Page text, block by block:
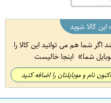
کالا شوید
اگر شما هم می توانید این کالا را
شما اینجا خالیست
نام و موبایلتان را اضافه کنید